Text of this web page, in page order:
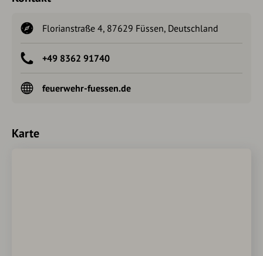
Florianstraße 4, 87629 Füssen, Deutschland
+49 8362 91740
feuerwehr-fuessen.de
Karte